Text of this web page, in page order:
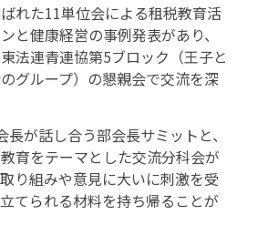
れた11単位会による租税教育活
と健康経営の事例発表があり、
法連青連協第5ブロック（王子と
グループ）の懇親会で交流を深
が話し合う部会長サミットと、
育をテーマとした交流分科会が
り組みや意見に大いに刺激を受
てられる材料を持ち帰ることが